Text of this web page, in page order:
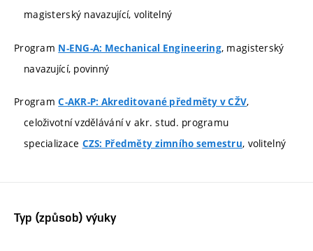
magisterský navazující, volitelný
Program N-ENG-A: Mechanical Engineering, magisterský
navazující, povinný
ProgramC-AKR-P: Akreditované předměty v CŽV,
celoživotní vzdělávání v akr. stud. programu
specializace CZS: Předměty zimního semestru, volitelný
Typ (způsob) výuky